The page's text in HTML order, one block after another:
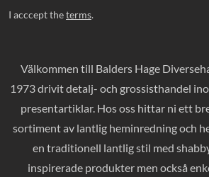
I acccept theterms.
Välkommen till Balders Hage
1973 drivit detalj- och grossisthandel
presentartiklar. Hos oss hittar ni ett
sortiment av lantlig heminredning och
en traditionell lantlig stil med
inspirerade produkter men också